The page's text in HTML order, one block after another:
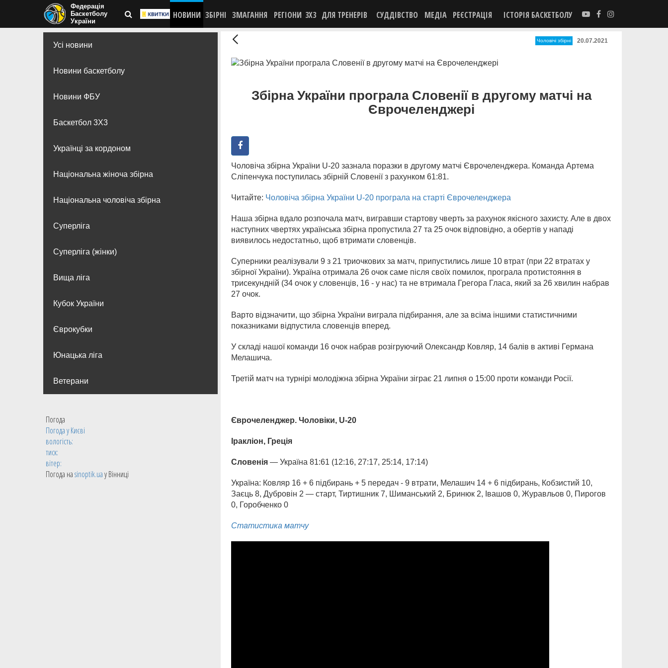
Федерація
Баскетболу
України
НОВИНИ ЗБІРНІ ЗМАГАННЯ РЕГІОНИ 3X3 ДЛЯ ТРЕНЕРІВ СУДДІВСТВО МЕДІА РЕЄСТРАЦІЯ ІСТОРІЯ БАСКЕТБОЛУ
Усі новини
Новини баскетболу
Новини ФБУ
Баскетбол 3Х3
Українці за кордоном
Національна жіноча збірна
Національна чоловіча збірна
Суперліга
Суперліга (жінки)
Вища лiга
Кубок України
Єврокубки
Юнацька ліга
Ветерани
Погода
Погода уКиєві
вологість:
тиск:
вітер:
Погода наsinoptik.uaу Вінниці
Чоловічі збірні 20.07.2021
Збірна України програла Словенії в другому матчі на
Єврочеленджері
Чоловіча збірна України U-20 зазнала поразки в другому матчі Єврочеленджера. Команда Артема
Сліпенчука поступилась збірній Словенії з рахунком 61:81.
Читайте: Чоловіча збірна України U-20 програла на старті Єврочеленджера
Наша збірна вдало розпочала матч, вигравши стартову чверть за рахунок якісного захисту. Але в двох
наступних чвертях українська збірна пропустила 27 та 25 очок відповідно, а обертів у нападі
виявилось недостатньо, щоб втримати словенців.
Суперники реалізували 9 з 21 триочкових за матч, припустились лише 10 втрат (при 22 втратах у
збірної України). Україна отримала 26 очок саме після своїх помилок, програла протистояння в
трисекундній (34 очок у словенців, 16 - у нас) та не втримала Грегора Гласа, який за 26 хвилин набрав
27 очок.
Варто відзначити, що збірна України виграла підбирання, але за всіма іншими статистичними
показниками відпустила словенців вперед.
У складі нашої команди 16 очок набрав розігруючий Олександр Ковляр, 14 балів в активі Германа
Мелашича.
Третій матч на турнірі молодіжна збірна України зіграє 21 липня о 15:00 проти команди Росії.
Єврочеленджер. Чоловіки, U-20
Іракліон, Греція
Словенія — Україна 81:61 (12:16, 27:17, 25:14, 17:14)
Україна: Ковляр 16 + 6 підбирань + 5 передач - 9 втрати, Мелашич 14 + 6 підбирань, Кобзистий 10,
Заєць 8, Дубровін 2 — старт, Тиртишник 7, Шиманський 2, Бринюк 2, Івашов 0, Журавльов 0, Пирогов
0, Горобченко 0
Статистика матчу